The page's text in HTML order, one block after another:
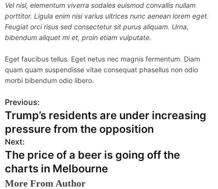
Vel nisl, elementum viverra sodales euismod convallis nullam
porttitor. Ligula enim nisi varius ultrices nunc aenean lorem eget.
Feugiat orci risus sed consectetur sit purus aliquam. Urna,
bibendum aliquet mi et, proin etiam vulputate.
Eget faucibus tellus. Eget netus nec magnis fermentum. Diam
quam quam suspendisse vitae consequat phasellus non odio
morbi bibendum odio libero.
P
o
s
t
n
Previous:
Trump’s residents are under increasing
pressure from the opposition
Next:
The price of a beer is going off the
charts in Melbourne
More From Author